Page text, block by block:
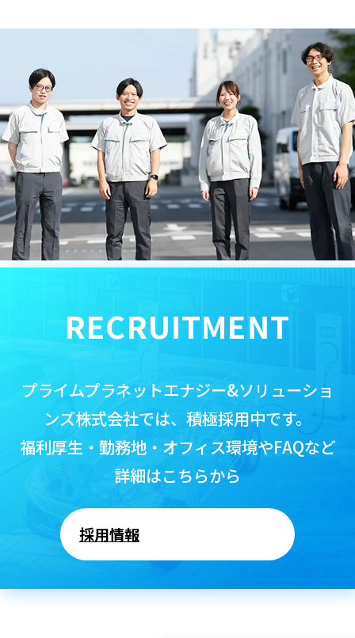
RECRUITMENT
プライムプラネットエナジー&ソリューショ
ンズ株式会社では、積極採用中です。
福利厚生・勤務地・オフィス環境やFAQなど
詳細はこちらから
採用情報